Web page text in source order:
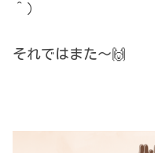
＾）
それではまた〜🙌